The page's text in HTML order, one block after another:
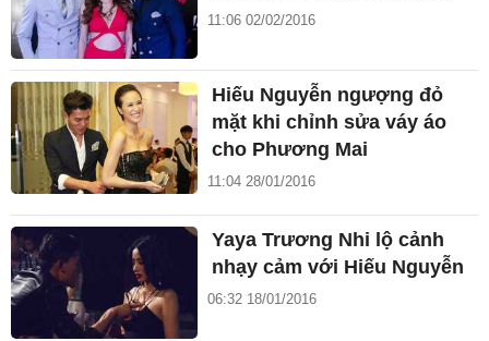
11:06 02/02/2016
Hiếu Nguyễn ngượng đỏ
mặt khi chỉnh sửa váy áo
cho Phương Mai
11:04 28/01/2016
Yaya Trương Nhi lộ cảnh
nhạy cảm với Hiếu Nguyễn
06:32 18/01/2016